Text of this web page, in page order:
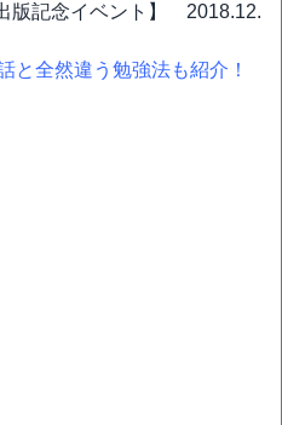
版記念イベント】 2018.12.
と全然違う勉強法も紹介！